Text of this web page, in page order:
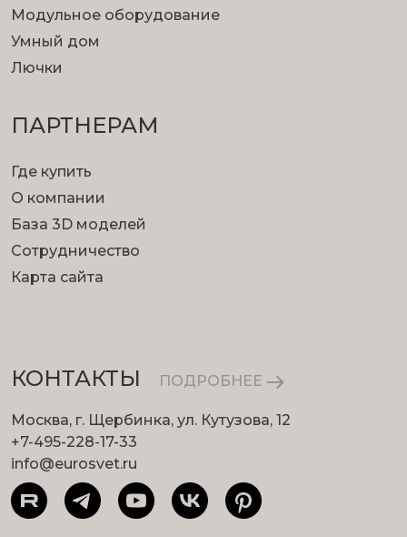
Модульное оборудование
Умный дом
Лючки
ПАРТНЕРАМ
Где купить
О компании
База 3D моделей
Сотрудничество
Карта сайта
КОНТАКТЫ ПОДРОБНЕЕ
Москва, г. Щербинка, ул. Кутузова, 12
+7-495-228-17-33
info@eurosvet.ru